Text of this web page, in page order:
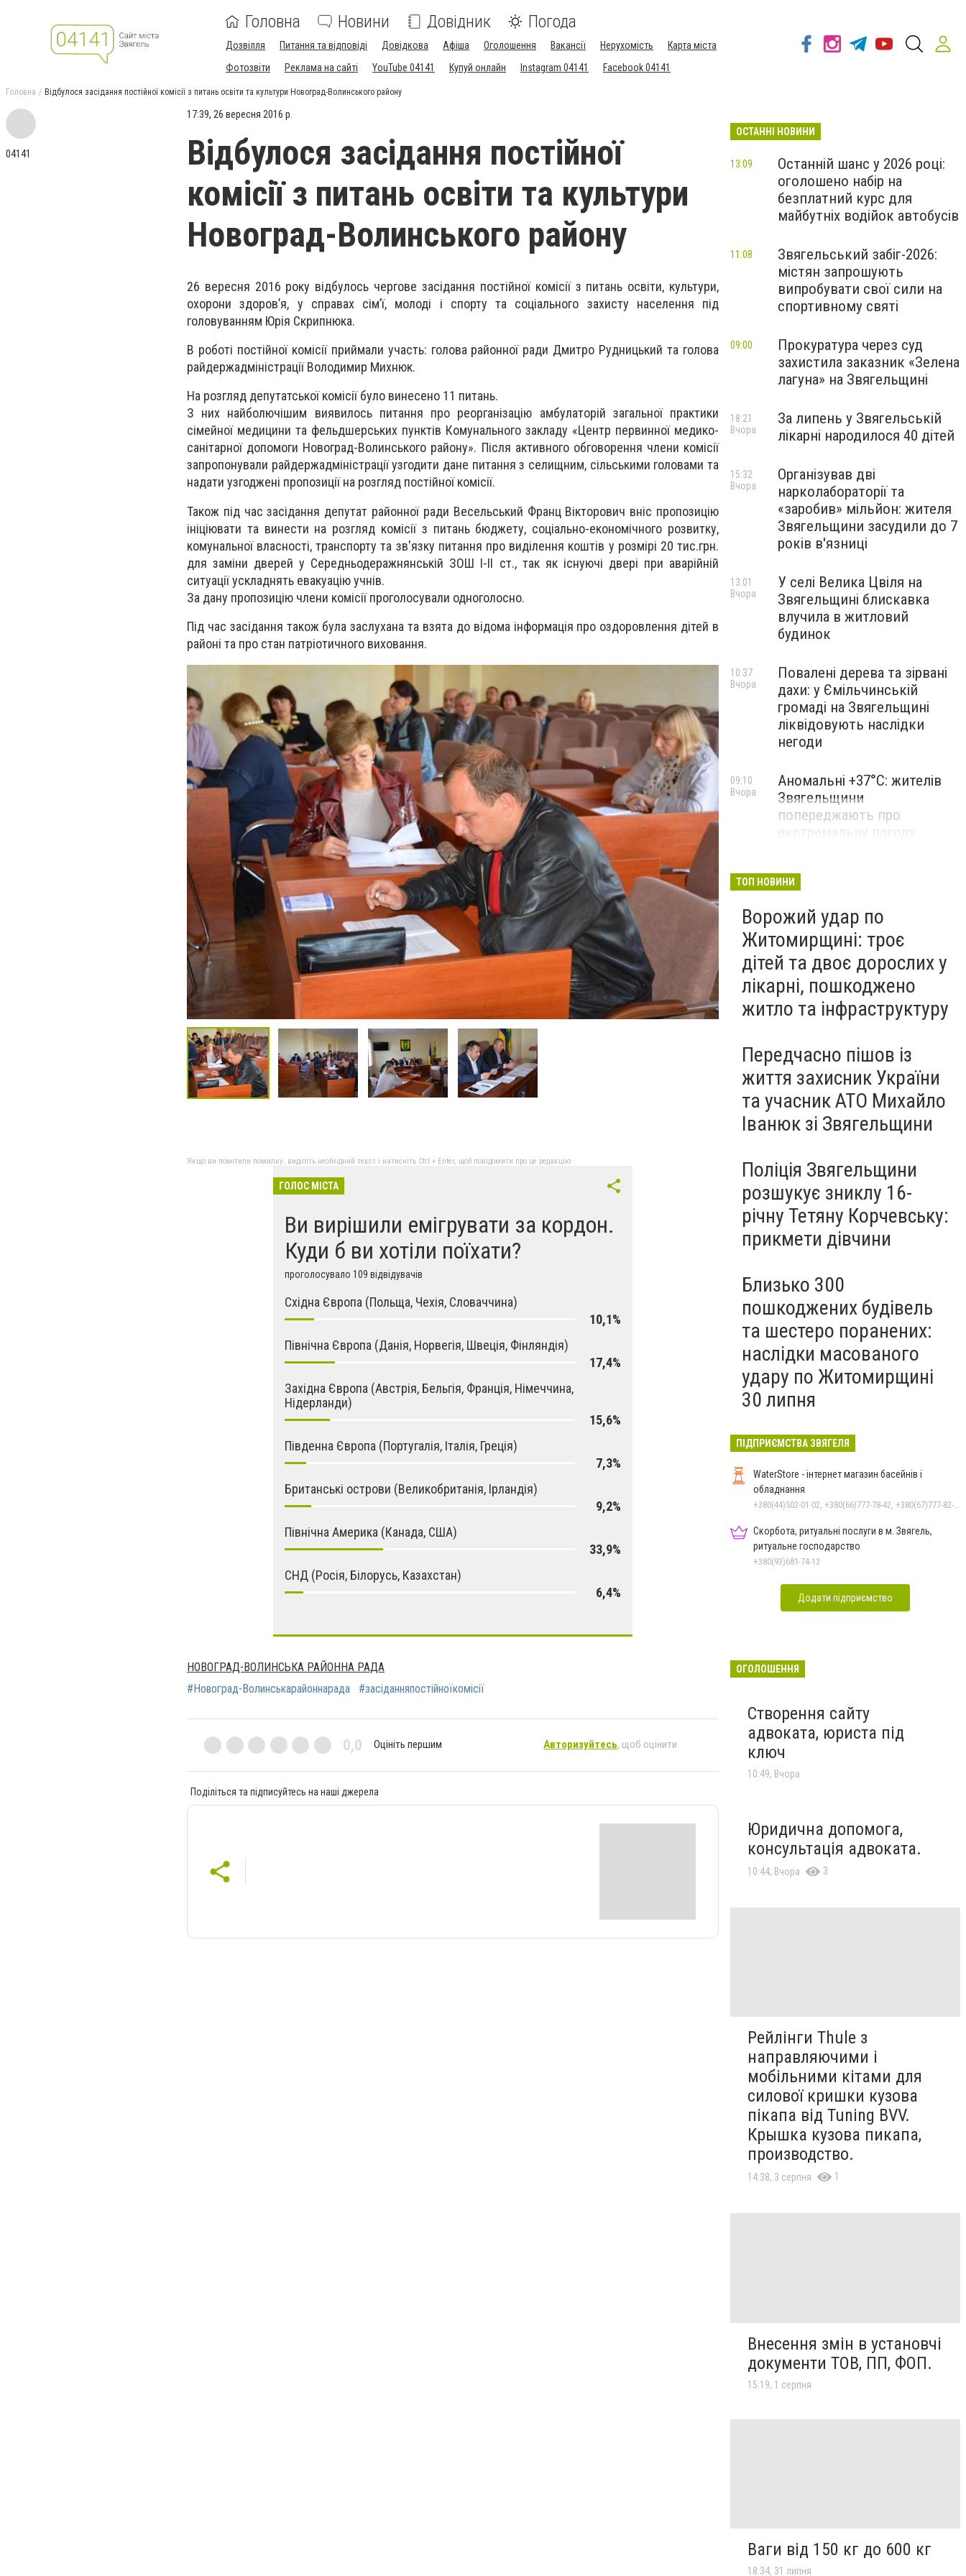
Головна Новини Довідник Погода
Дозвілля Питання та відповіді Довідкова Афіша Оголошення Вакансії Нерухомість
Карта міста
Фотозвіти
Реклама на сайті YouTube 04141 Купуй онлайн Instagram 04141 Facebook 04141
Головна Відбулося засідання постійної комісії з питань освіти та культури Новоград-Волинського району
04141
17:39, 26 вересня 2016 р.
Відбулося засідання постійної
комісії з питань освіти та культури
Новоград-Волинського району
26 вересня 2016 року відбулось чергове засідання постійної комісії з питань освіти, культури,
охорони здоров’я, у справах сім’ї, молоді і спорту та соціального захисту населення під
головуванням Юрія Скрипнюка.
В роботі постійної комісії приймали участь: голова районної ради Дмитро Рудницький та голова
райдержадміністрації Володимир Михнюк.
На розгляд депутатської комісії було винесено 11 питань.
З них найболючішим виявилось питання про реорганізацію амбулаторій загальної практики
сімейної медицини та фельдшерських пунктів Комунального закладу «Центр первинної медико-
санітарної допомоги Новоград-Волинського району». Після активного обговорення члени комісії
запропонували райдержадміністрації узгодити дане питання з селищним, сільськими головами та
надати узгоджені пропозиції на розгляд постійної комісії.
Також під час засідання депутат районної ради Весельський Франц Вікторович вніс пропозицію
ініціювати та винести на розгляд комісії з питань бюджету, соціально-економічного розвитку,
комунальної власності, транспорту та зв'язку питання про виділення коштів у розмірі 20 тис.грн.
для заміни дверей у Середньодеражнянській ЗОШ I-II ст., так як існуючі двері при аварійній
ситуації ускладнять евакуацію учнів.
За дану пропозицію члени комісії проголосували одноголосно.
Під час засідання також була заслухана та взята до відома інформація про оздоровлення дітей в
районі та про стан патріотичного виховання.
Якщо ви помітили помилку, виділіть необхідний текст і натисніть Ctrl + Enter, щоб повідомити про це редакцію
ГОЛОС МІСТА
Ви вирішили емігрувати за кордон.
Куди б ви хотіли поїхати?
проголосувало 109 відвідувачів
Східна Європа (Польща, Чехія, Словаччина)
10,1%
Північна Європа (Данія, Норвегія, Швеція, Фінляндія)
17,4%
Західна Європа (Австрія, Бельгія, Франція, Німеччина,
Нідерланди)
15,6%
Південна Європа (Португалія, Італія, Греція)
7,3%
Британські острови (Великобританія, Ірландія)
9,2%
Північна Америка (Канада, США)
33,9%
СНД (Росія, Білорусь, Казахстан)
6,4%
НОВОГРАД-ВОЛИНСЬКА РАЙОННА РАДА
#Новоград-Волинськарайоннарада
#засіданняпостійноїкомісії
0,0 Оцініть першим Авторизуйтесь, щоб оцінити
Поділіться та підписуйтесь на наші джерела
ОСТАННІ НОВИНИ
Останній шанс у 2026 році:
оголошено набір на
безплатний курс для
майбутніх водійок автобусів
13:09
Звягельський забіг-2026:
містян запрошують
випробувати свої сили на
спортивному святі
11:08
Прокуратура через суд
захистила заказник «Зелена
лагуна» на Звягельщині
09:00
За липень у Звягельській
лікарні народилося 40 дітей
18:21
Вчора
Організував дві
нарколабораторії та
«заробив» мільйон: жителя
Звягельщини засудили до 7
років в'язниці
15:32
Вчора
У селі Велика Цвіля на
Звягельщині блискавка
влучила в житловий
будинок
13:01
Вчора
Повалені дерева та зірвані
дахи: у Ємільчинській
громаді на Звягельщині
ліквідовують наслідки
негоди
10:37
Вчора
Аномальні +37°C: жителів
Звягельщини
попереджають про
09:10
Вчора
ТОП НОВИНИ
Ворожий удар по
Житомирщині: троє
дітей та двоє дорослих у
лікарні, пошкоджено
житло та інфраструктуру
Передчасно пішов із
життя захисник України
та учасник АТО Михайло
Іванюк зі Звягельщини
Поліція Звягельщини
розшукує зниклу 16-
річну Тетяну Корчевську:
прикмети дівчини
Близько 300
пошкоджених будівель
та шестеро поранених:
наслідки масованого
удару по Житомирщині
30 липня
ПІДПРИЄМСТВА ЗВЯГЕЛЯ
WaterStore - інтернет магазин басейнів і
обладнання
+380(44)502-01-02, +380(66)777-78-42, +380(67)777-82-19, +380(67)890-80-80, +380(73)890-80-80, +380(44)502-01-03
Скорбота, ритуальні послуги в м. Звягель,
ритуальне господарство
+380(93)681-74-13
Додати підприємство
ОГОЛОШЕННЯ
Створення сайту
адвоката, юриста під
ключ
10:49, Вчора
Юридична допомога,
консультація адвоката.
10:44, Вчора 3
Рейлінги Thule з
направляючими і
мобільними кітами для
силової кришки кузова
пікапа від Tuning BVV.
Крышка кузова пикапа,
производство.
14:38, 3 серпня 1
Внесення змін в установчі
документи ТОВ, ПП, ФОП.
15:19, 1 серпня
Ваги від 150 кг до 600 кг
18:34, 31 липня